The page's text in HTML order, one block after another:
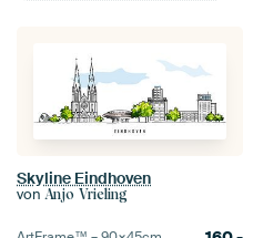
Skyline Eindhoven
von Anjo Vrieling